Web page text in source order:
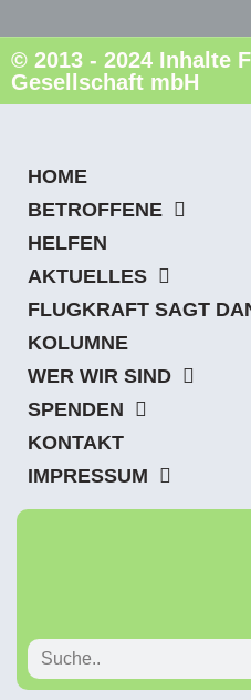
© 2013 - 2024 Inhalte
Gesellschaft mbH
HOME
BETROFFENE
HELFEN
AKTUELLES
FLUGKRAFT SAGT
KOLUMNE
WER WIR SIND
SPENDEN
KONTAKT
IMPRESSUM